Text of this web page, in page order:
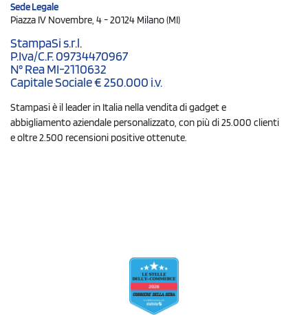
Sede Legale
Piazza IV Novembre, 4 - 20124 Milano (MI)
StampaSi s.r.l.
P.Iva/C.F. 09734470967
N° Rea MI-2110632
Capitale Sociale € 250.000 i.v.
Stampasi è il leader in Italia nella vendita di gadget e
abbigliamento aziendale personalizzato, con più di 25.000 clienti
e oltre 2.500 recensioni positive ottenute.